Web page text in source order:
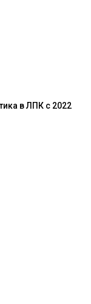
в ЛПК с 2022